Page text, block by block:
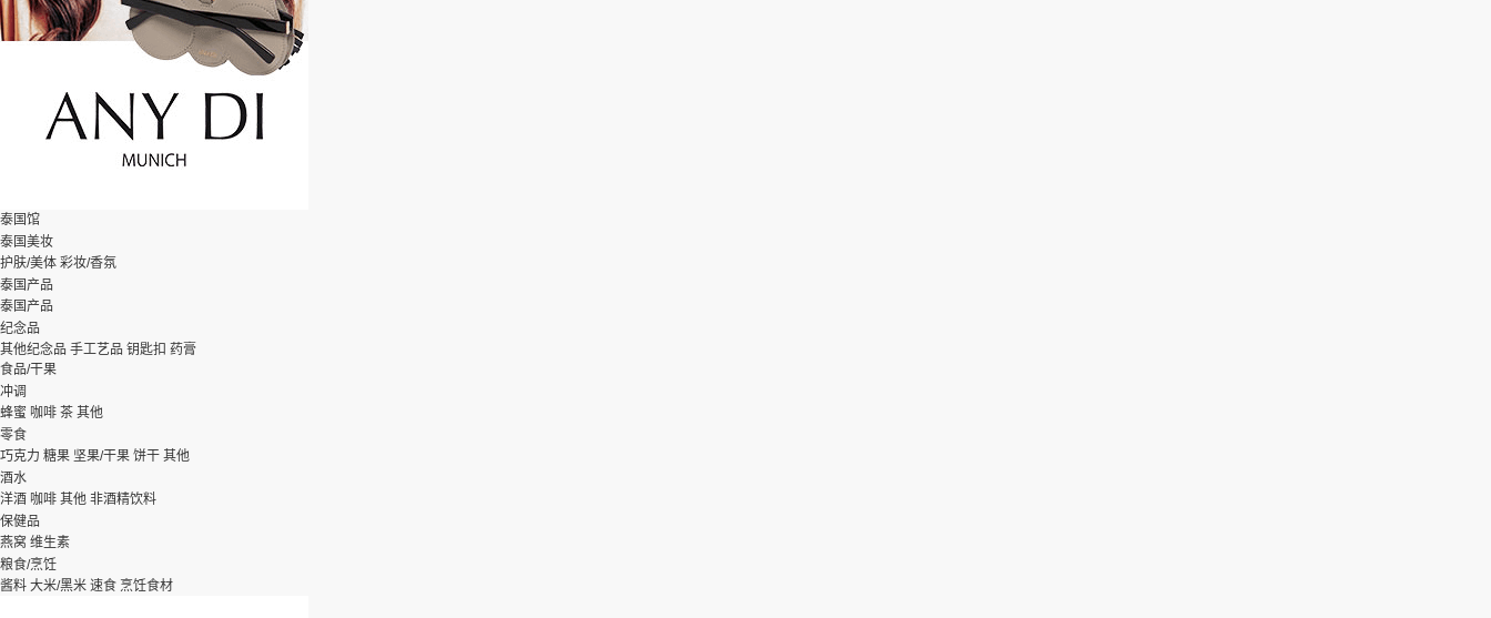
泰国馆
泰国美妆
护肤/美体 彩妆/香氛
泰国产品
泰国产品
纪念品
其他纪念品 手工艺品 钥匙扣 药膏
食品/干果
冲调
蜂蜜 咖啡 茶 其他
零食
巧克力 糖果 坚果/干果 饼干 其他
酒水
洋酒 咖啡 其他 非酒精饮料
保健品
燕窝 维生素
粮食/烹饪
酱料 大米/黑米 速食 烹饪食材